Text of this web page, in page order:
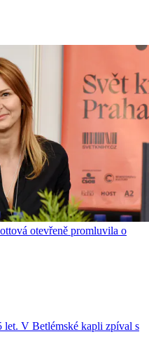
otevřeně promluvila o
let. V Betlémské kapli zpíval s